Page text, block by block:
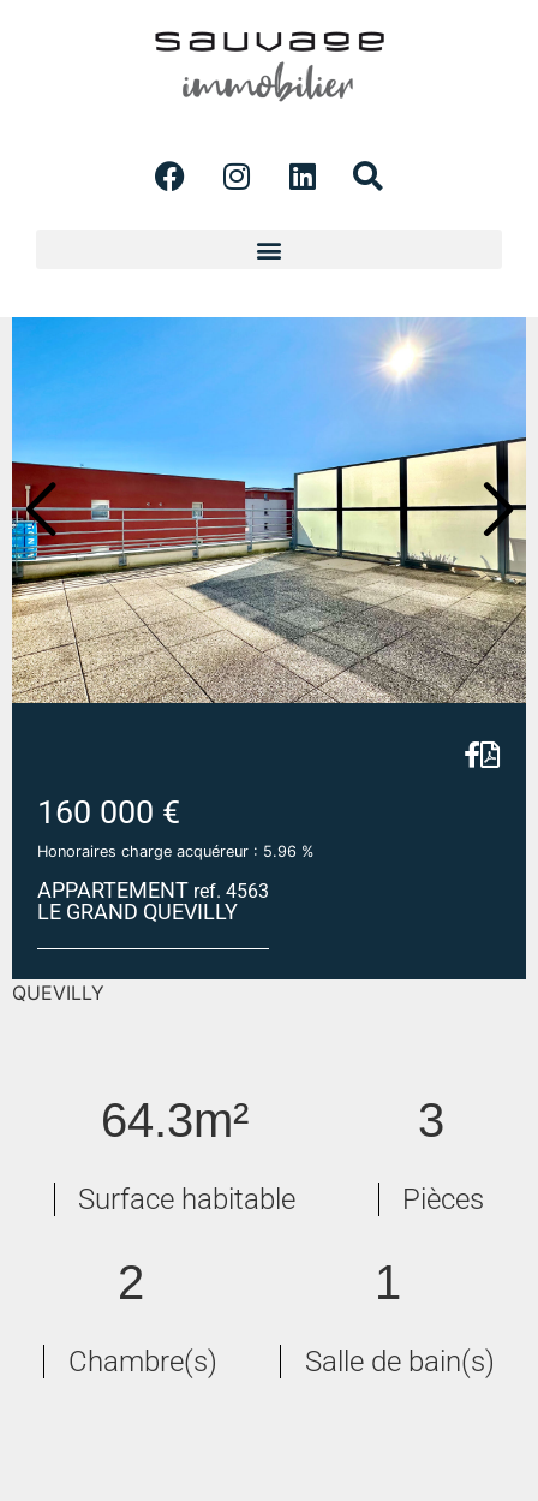
160 000 €
Honoraires charge acquéreur : 5.96 %
APPARTEMENT ref. 4563
LE GRAND QUEVILLY
QUEVILLY
64.3m²
Surface habitable
3
Pièces
2
Chambre(s)
1
Salle de bain(s)